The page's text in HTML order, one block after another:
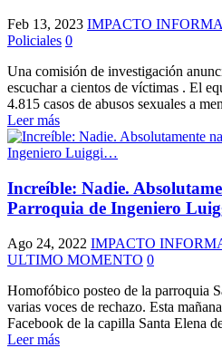
Feb 13, 2023 IMPACTO
Policiales 0
Una comisión de investigación
escuchar a cientos de víctimas . El
4.815 casos de abusos sexuales a
Leer más
Increíble: Nadie.
Parroquia de Ingeniero
Ago 24, 2022 IMPACTO
ULTIMO MOMENTO 0
Homofóbico posteo de la parroquia
varias voces de rechazo. Esta
Facebook de la capilla Santa Elena
Leer más